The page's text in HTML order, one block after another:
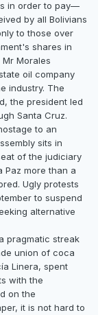
in order to pay—
by all Bolivians
to those over
shares in
Morales
oil company
industry. The
the president led
Santa Cruz.
to an
sits in
of the judiciary
Paz more than a
Ugly protests
to suspend
alternative
pragmatic streak
union of coca
Linera, spent
with the
on the
it is not hard to